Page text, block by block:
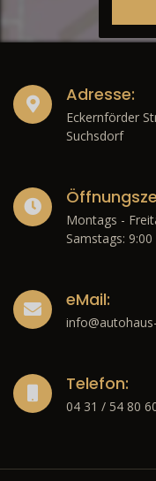
Adresse:
Eckernförder
Suchsdorf
Montags -
Samstags: 9:00
eMail:
Telefon:
04 31 / 54 80